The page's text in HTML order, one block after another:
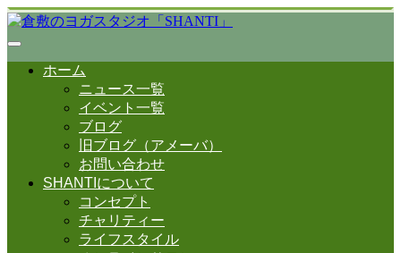
ホーム
ニュース一覧
イベント一覧
ブログ
旧ブログ（アメーバ）
お問い合わせ
SHANTIについて
コンセプト
チャリティー
ライフスタイル